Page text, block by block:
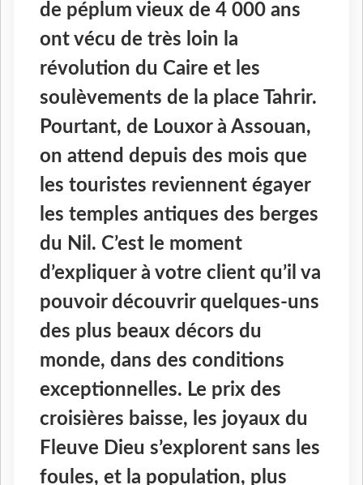
de péplum vieux de 4 000 ans
ont vécu de très loin la
révolution du Caire et les
soulèvements de la place Tahrir.
Pourtant, de Louxor à Assouan,
on attend depuis des mois que
les touristes reviennent égayer
les temples antiques des berges
du Nil. C’est le moment
d’expliquer à votre client qu’il va
pouvoir découvrir quelques-uns
des plus beaux décors du
monde, dans des conditions
exceptionnelles. Le prix des
croisières baisse, les joyaux du
Fleuve Dieu s’explorent sans les
foules, et la population, plus